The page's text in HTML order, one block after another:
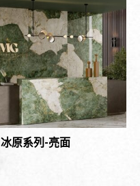
冰原系列-亮面